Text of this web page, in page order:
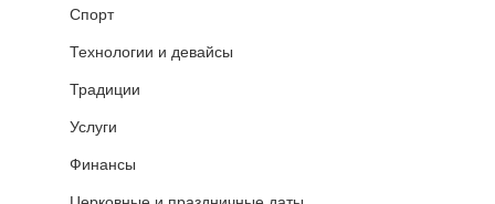
Спорт
Технологии и девайсы
Традиции
Услуги
Финансы